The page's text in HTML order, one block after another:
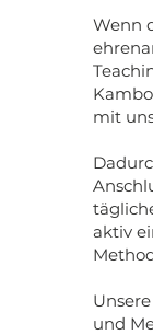
Wenn
mit
aktiv
und